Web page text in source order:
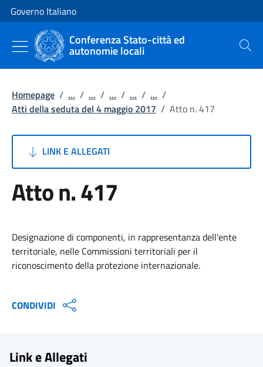
Vai al contenuto
Vai alla navigazione del sito
Governo Italiano
Conferenza Stato-città ed
autonomie locali Cerca
Homepage / ... / ... / ... / ... / ... /
Atti della seduta del 4 maggio 2017 / Atto n. 417
LINK E ALLEGATI
Atto n. 417
Designazione di componenti, in rappresentanza dell'ente
territoriale, nelle Commissioni territoriali per il
riconoscimento della protezione internazionale.
CONDIVIDI
Link e Allegati